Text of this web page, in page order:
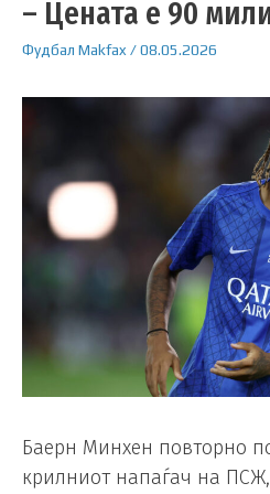
– Цената е 90
Фудбал Makfax/08.05.2026
Баерн Минхен повторно
крилниот напаѓач на